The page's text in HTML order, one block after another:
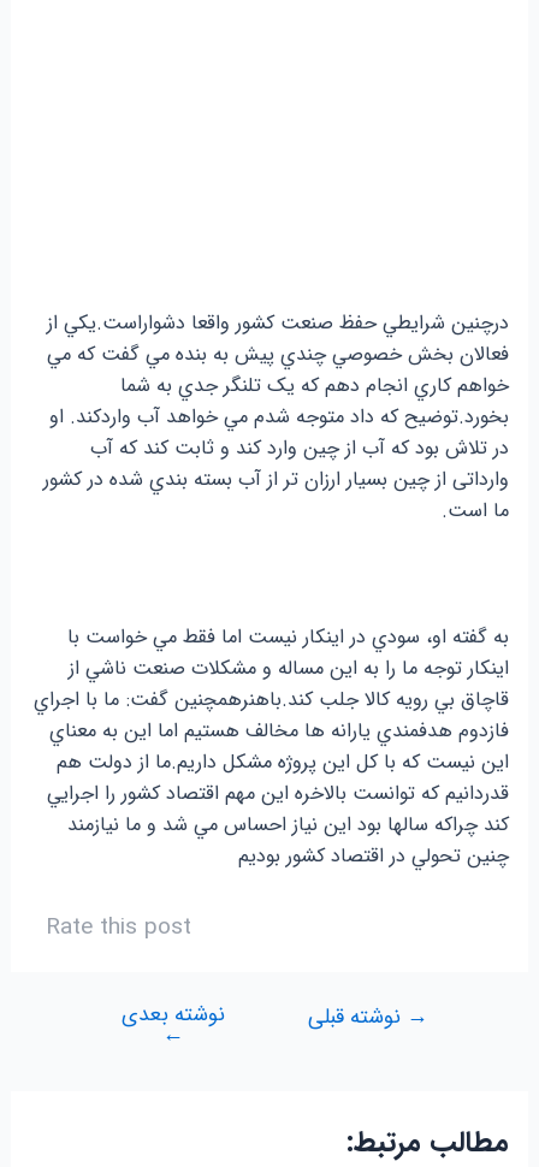
درچنين شرايطي حفظ صنعت کشور واقعا دشواراست.يکي از
فعالان بخش خصوصي چندي پيش به بنده مي گفت که مي
خواهم کاري انجام دهم که يک تلنگر جدي به شما
بخورد.توضيح که داد متوجه شدم مي خواهد آب واردکند. او
در تلاش بود که آب از چين وارد کند و ثابت کند که آب
وارداتی از چین بسيار ارزان تر از آب بسته بندي شده در کشور
ما است.
به گفته او، سودي در اينکار نیست اما فقط مي خواست با
اينکار توجه ما را به اين مساله و مشکلات صنعت ناشي از
قاچاق بي رويه کالا جلب کند.باهنرهمچنين گفت: ما با اجراي
فازدوم هدفمندي يارانه ها مخالف هستیم اما اين به معناي
اين نيست که با کل اين پروژه مشکل داريم.ما از دولت هم
قدردانيم که توانست بالاخره اين مهم اقتصاد کشور را اجرايي
کند چراکه سالها بود اين نياز احساس مي شد و ما نيازمند
چنين تحولي در اقتصاد کشور بوديم
Rate this post
راهبری
→ نوشته قبلی نوشته بعدی
←
مطالب مرتبط: